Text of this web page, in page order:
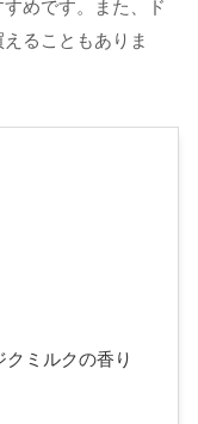
めです。また、ド
ることもありま
クミルクの香り